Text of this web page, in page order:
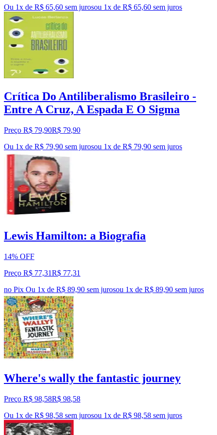
Ou 1x de R$ 65,60 sem jurosou 1x de R$ 65,60 sem juros
Crítica Do Antiliberalismo Brasileiro -
Entre A Cruz, A Espada E O Sigma
Preço R$ 79,90R$ 79,90
Ou 1x de R$ 79,90 sem jurosou 1x de R$ 79,90 sem juros
Lewis Hamilton: a Biografia
14% OFF
Preço R$ 77,31R$ 77,31
no Pix Ou 1x de R$ 89,90 sem jurosou 1x de R$ 89,90 sem juros
Where's wally the fantastic journey
Preço R$ 98,58R$ 98,58
Ou 1x de R$ 98,58 sem jurosou 1x de R$ 98,58 sem juros